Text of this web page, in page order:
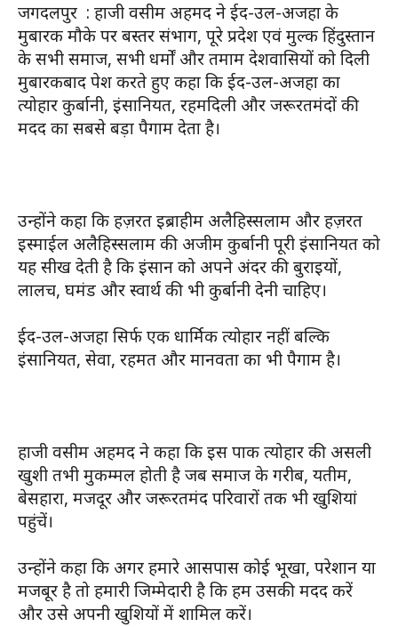
जगदलपुर : हाजी वसीम अहमद ने ईद-उल-अजहा के
मुबारक मौके पर बस्तर संभाग, पूरे प्रदेश एवं मुल्क हिंदुस्तान
के सभी समाज, सभी धर्मों और तमाम देशवासियों को दिली
मुबारकबाद पेश करते हुए कहा कि ईद-उल-अजहा का
त्योहार कुर्बानी, इंसानियत, रहमदिली और जरूरतमंदों की
मदद का सबसे बड़ा पैगाम देता है।
उन्होंने कहा कि हज़रत इब्राहीम अलैहिस्सलाम और हज़रत
इस्माईल अलैहिस्सलाम की अजीम कुर्बानी पूरी इंसानियत को
यह सीख देती है कि इंसान को अपने अंदर की बुराइयों,
लालच, घमंड और स्वार्थ की भी कुर्बानी देनी चाहिए।
ईद-उल-अजहा सिर्फ एक धार्मिक त्योहार नहीं बल्कि
इंसानियत, सेवा, रहमत और मानवता का भी पैगाम है।
हाजी वसीम अहमद ने कहा कि इस पाक त्योहार की असली
खुशी तभी मुकम्मल होती है जब समाज के गरीब, यतीम,
बेसहारा, मजदूर और जरूरतमंद परिवारों तक भी खुशियां
पहुंचें।
उन्होंने कहा कि अगर हमारे आसपास कोई भूखा, परेशान या
मजबूर है तो हमारी जिम्मेदारी है कि हम उसकी मदद करें
और उसे अपनी खुशियों में शामिल करें।